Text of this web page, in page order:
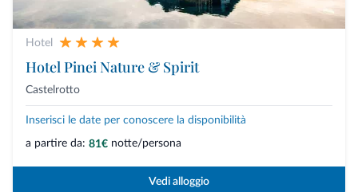
Hotel
Hotel Pinei Nature & Spirit
Castelrotto
Inserisci le date per conoscere la disponibilità
a partire da: 81€ notte/persona
Vedi alloggio